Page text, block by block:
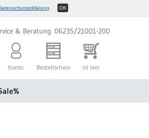
& Beratung 06235/21001-200
Konto Bestellschein ist leer
OK